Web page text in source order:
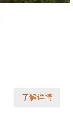
了解详情